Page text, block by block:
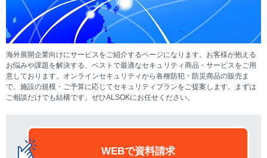
海外展開企業向けにサービスをご紹介するページになります。お客様が抱える
お悩みや課題を解決する、ベストで最適なセキュリティ商品・サービスをご用
意しております。オンラインセキュリティから各種防犯・防災商品の販売ま
で、施設の規模・ご予算に応じてセキュリティプランをご提案します。まずは
ご相談だけでも結構です。ぜひALSOKにお任せください。
WEBで資料請求